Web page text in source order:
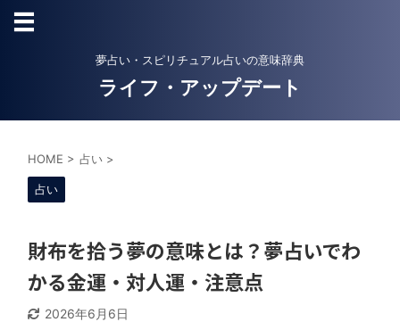
夢占い・スピリチュアル占いの意味辞典
ライフ・アップデート
HOME > 占い >
占い
財布を拾う夢の意味とは？夢占いでわ
かる金運・対人運・注意点
2026年6月6日